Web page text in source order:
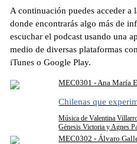
A continuación puedes acceder a
donde encontrarás algo más de
escuchar el podcast usando una
medio de diversas plataformas
iTunes o Google Play.
MEC0301 - Ana María
Chilenas que
Música de Valentina
Génesis Victoria y Agnes
MEC0302 - Álvaro